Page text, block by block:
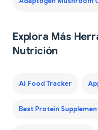
Explora Más
Nutrición
AI Food Tracker
Best Protein